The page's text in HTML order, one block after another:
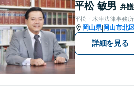
相談ください。依
サポートができる
まいります。
平松 敏男 弁
平松・木津法律事務所
岡山県|岡山市北
詳細を見る